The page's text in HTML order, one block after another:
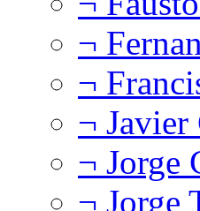
¬
¬
¬ Javier
¬ Jorge
¬ Jorge